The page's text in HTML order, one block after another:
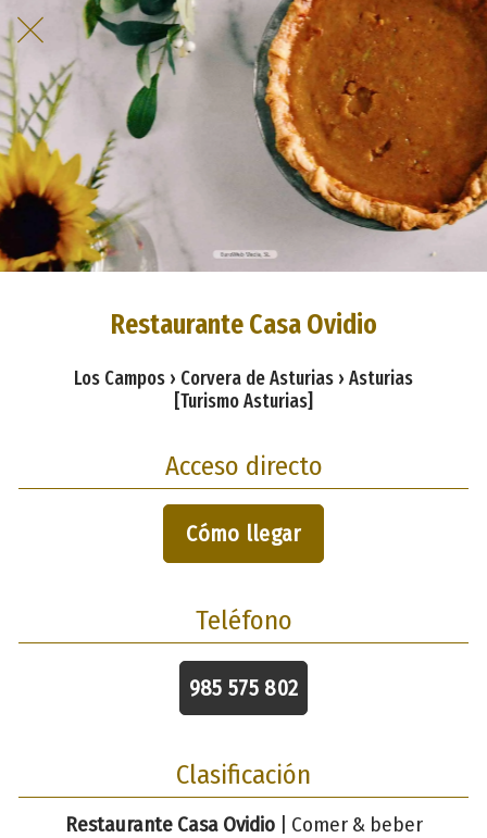
Restaurante Casa Ovidio
Los Campos › Corvera de Asturias › Asturias
[Turismo Asturias]
Acceso directo
Cómo llegar
Teléfono
985 575 802
Clasificación
Restaurante Casa Ovidio| Comer & beber